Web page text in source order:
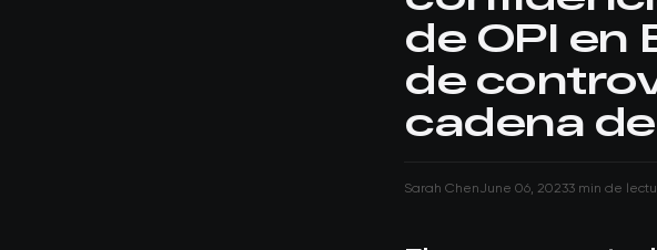
de OPI en
de
cadena
Sarah ChenJune 06, 20233 min de